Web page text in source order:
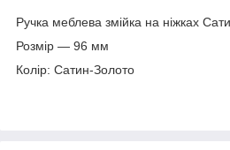
Ручка меблева змійка на ніжках
Розмір — 96 мм
Колір: Сатин-Золото